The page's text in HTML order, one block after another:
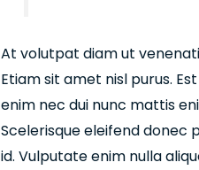
At volutpat diam ut
Etiam sit amet nisl purus.
enim nec dui nunc mattis
Scelerisque eleifend donec
id. Vulputate enim nulla